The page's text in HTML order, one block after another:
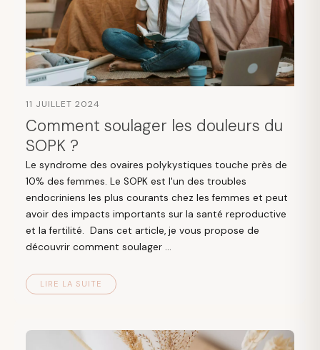
11 JUILLET 2024
Comment soulager les douleurs du
SOPK ?
Le syndrome des ovaires polykystiques touche près de
10% des femmes. Le SOPK est l'un des troubles
endocriniens les plus courants chez les femmes et peut
avoir des impacts importants sur la santé reproductive
et la fertilité. Dans cet article, je vous propose de
découvrir comment soulager ...
LIRE LA SUITE